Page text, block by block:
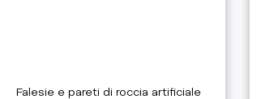
aria.poi_category_prefix
Falesie e pareti di roccia artificiale